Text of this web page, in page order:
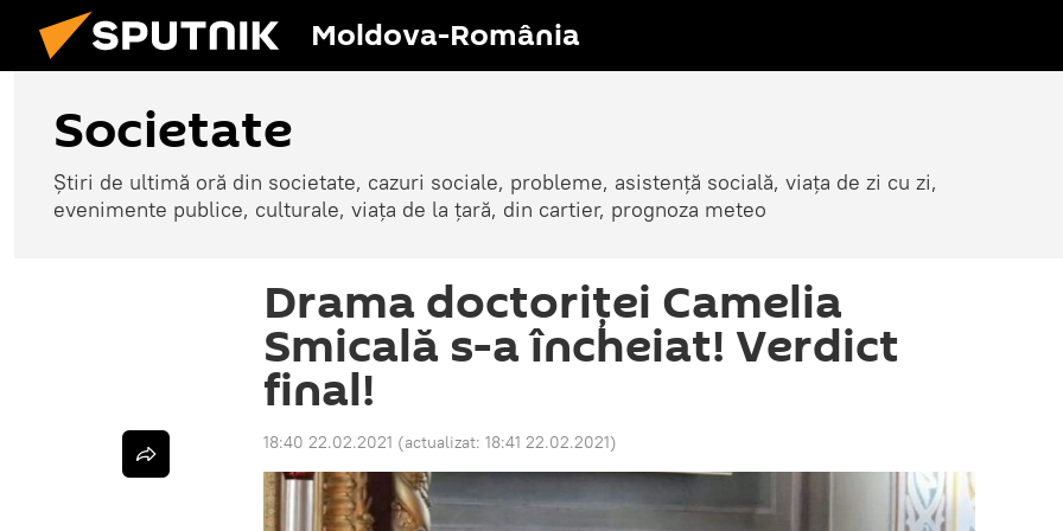
Moldova-România
Societate
Știri de ultimă oră din societate, cazuri sociale, probleme, asistență socială, viața de zi cu zi,
evenimente publice, culturale, viața de la țară, din cartier, prognoza meteo
Drama doctoriței Camelia
Smicală s-a încheiat! Verdict
final!
18:40 22.02.2021 (actualizat: 18:41 22.02.2021)